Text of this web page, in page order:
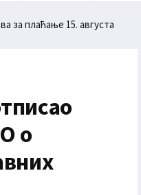
за плаћање 15. августа
августа на територији
о